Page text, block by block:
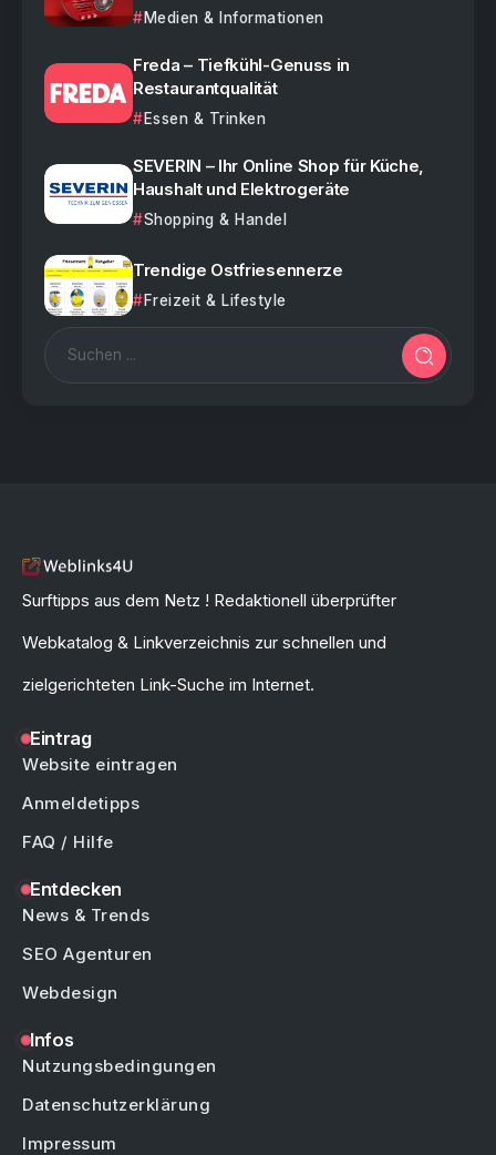
Medien & Informationen
Freda – Tiefkühl-Genuss in
Restaurantqualität
Essen & Trinken
SEVERIN – Ihr Online Shop für Küche,
Haushalt und Elektrogeräte
Shopping & Handel
Trendige Ostfriesennerze
Freizeit & Lifestyle
Surftipps aus dem Netz ! Redaktionell überprüfter
Webkatalog & Linkverzeichnis zur schnellen und
zielgerichteten Link-Suche im Internet.
Eintrag
Website eintragen
Anmeldetipps
FAQ / Hilfe
Entdecken
News & Trends
SEO Agenturen
Webdesign
Infos
Nutzungsbedingungen
Datenschutzerklärung
Impressum